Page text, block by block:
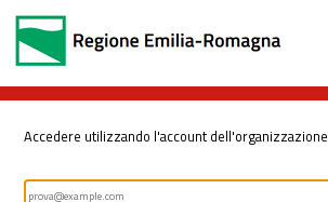
Accedere utilizzando l'account dell'organizzazione